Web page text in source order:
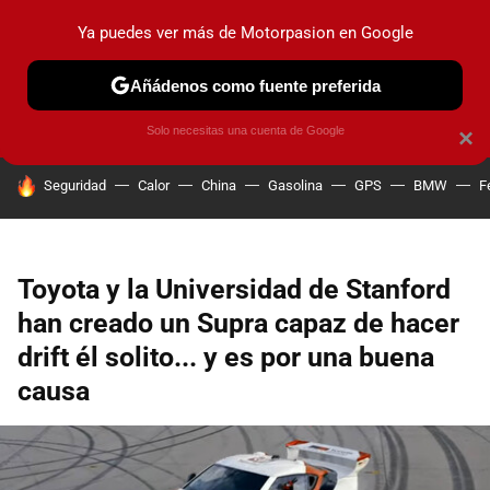
PRUEBAS COCHES ELÉCTRICOS OBSERVATORIO
HOY SE HABLA DE
Seguridad Calor China Gasolina GPS BMW
Toyota y la Universidad de Stanford
han creado un Supra capaz de hacer
drift él solito... y es por una buena
causa
×
Ya puedes ver más de Motorpasion en Google
Añádenos como fuente preferida
Solo necesitas una cuenta de Google